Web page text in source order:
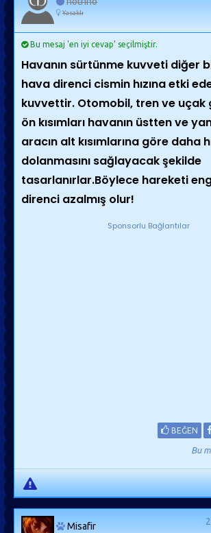
Yasaklı
Bu mesaj 'en iyi cevap' seçilmiştir.
Havanın sürtünme kuvveti diğer
hava direnci cismin hızına etki
kuvvettir. Otomobil, tren ve uçak
ön kısımları havanın üstten ve
aracın alt kısımlarına göre daha
dolanmasını sağlayacak şekilde
tasarlanırlar.Böylece hareketi
direnci azalmış olur!
Sponsorlu Bağlantılar
BEĞEN
Bu
Misafir